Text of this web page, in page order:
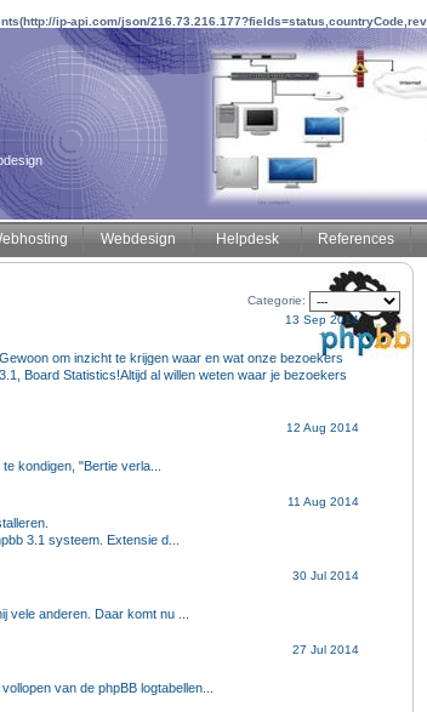
ip-api.com/json/
Webdesign Helpdesk References
Categorie:
13 Sep 2014
om inzicht te krijgen waar en wat onze bezoekers
Board Statistics!Altijd al willen weten waar je bezoekers
12 Aug 2014
kondigen, "Bertie verla...
11 Aug 2014
3.1 systeem. Extensie d...
30 Jul 2014
vele anderen. Daar komt nu ...
27 Jul 2014
van de phpBB logtabellen...